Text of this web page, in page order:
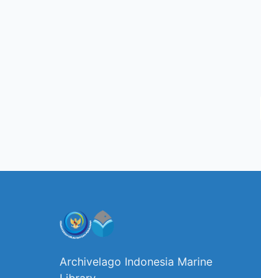
Archivelago Indonesia Marine